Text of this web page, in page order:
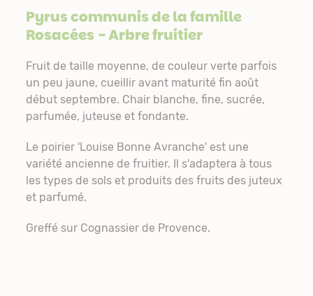
Pyrus communis de la famille
Rosacées- Arbre fruitier
Fruit de taille moyenne, de couleur verte parfois
un peu jaune, cueillir avant maturité fin août
début septembre. Chair blanche, fine, sucrée,
parfumée, juteuse et fondante.
Le poirier 'Louise Bonne Avranche' est une
variété ancienne de fruitier. Il s'adaptera à tous
les types de sols et produits des fruits des juteux
et parfumé.
Greffé sur Cognassier de Provence.